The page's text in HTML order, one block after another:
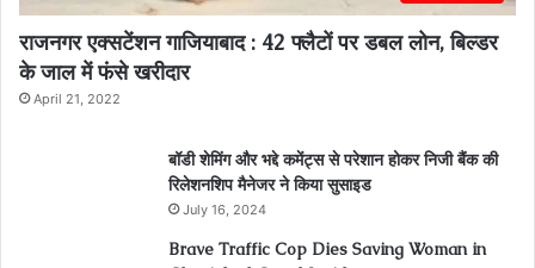
राजनगर एक्सटेंशन गाजियाबाद : 42 फ्लैटों पर डबल लोन, बिल्डर
के जाल में फंसे खरीदार
April 21, 2022
बॉडी शेमिंग और भद्दे कमेंट्स से परेशान होकर निजी बैंक की
रिलेशनशिप मैनेजर ने किया सुसाइड
July 16, 2024
Brave Traffic Cop Dies Saving Woman in